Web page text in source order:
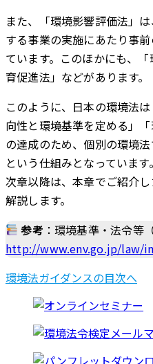
また、「環境影響評価法」
する事業の実施にあたり事
ています。このほかにも、
育促進法」などがあります。
このように、日本の環境法
向性と環境基準を定める」
の達成のため、個別の環境
という仕組みとなっています。
次章以降は、本章でご紹介
解説します。
参考 ：環境基準・法令等
http://www.env.go.jp/law/
環境法ガイダンスの目次へ